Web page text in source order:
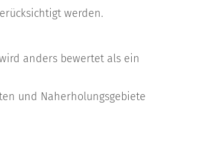
werden.
anders bewertet als ein
und Naherholungsgebiete